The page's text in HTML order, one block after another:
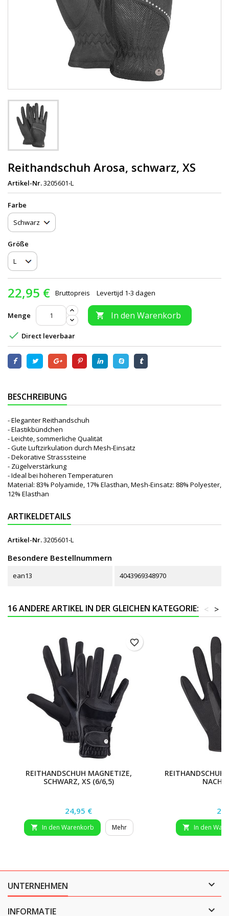
Reithandschuh Arosa, schwarz, XS
Artikel-Nr.3205601-L
Farbe
Größe
22,95 € Bruttopreis Levertijd 1-3 dagen
Menge  In den Warenkorb
 Direct leverbaar
BESCHREIBUNG
- Eleganter Reithandschuh
- Elastikbündchen
- Leichte, sommerliche Qualität
- Gute Luftzirkulation durch Mesh-Einsatz
- Dekorative Strasssteine
- Zügelverstärkung
- Ideal bei höheren Temperaturen
Material: 83% Polyamide, 17% Elasthan, Mesh-Einsatz: 88% Polyester,
12% Elasthan
ARTIKELDETAILS
Artikel-Nr.3205601-L
Besondere Bestellnummern
ean13 4043969348970
16 ANDERE ARTIKEL IN DER GLEICHEN KATEGORIE: >
<
REITHANDSCHUH MAGNETIZE,
SCHWARZ, XS (6/6,5)
Preis
24,95 €
 In den Warenkorb Mehr
favorite_border
REITHANDSCHUH
 In den
UNTERNEHMEN 
INFORMATIE 